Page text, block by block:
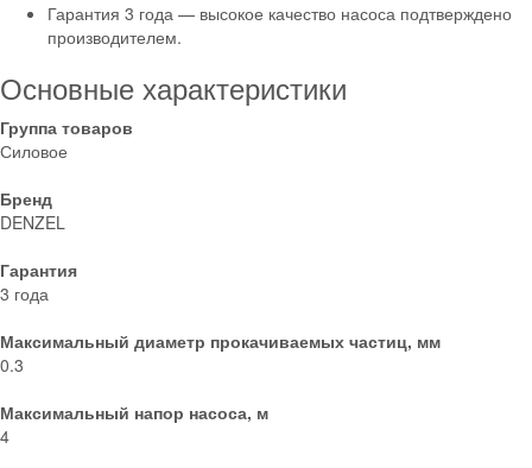
Гарантия 3 года — высокое качество насоса подтверждено
производителем.
Основные характеристики
Группа товаров
Силовое
Бренд
DENZEL
Гарантия
3 года
Максимальный диаметр прокачиваемых частиц, мм
0.3
Максимальный напор насоса, м
4